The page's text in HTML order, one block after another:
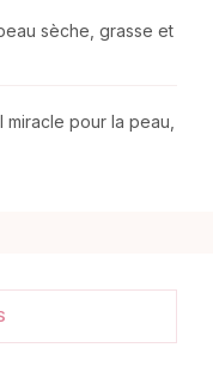
sèche, grasse et
miracle pour la peau,